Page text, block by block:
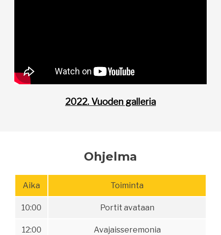
2022. Vuoden galleria
Ohjelma
Aika Toiminta
10:00 Portit avataan
12:00 Avajaisseremonia